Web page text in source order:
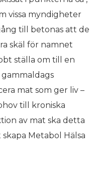
vissa myndigheter
till betonas att de
skäl för namnet
ställa om till en
mat som ger liv –
till kroniska
av mat ska detta
Metabol Hälsa